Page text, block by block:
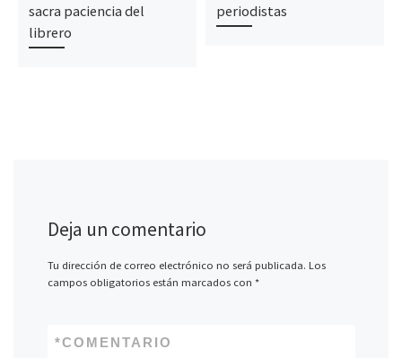
sacra paciencia del
librero
periodistas
Deja un comentario
Tu dirección de correo electrónico no será publicada. Los
campos obligatorios están marcados con *
COMENTARIO
*